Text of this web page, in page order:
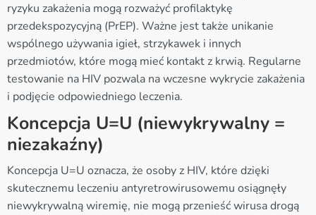
ryzyku zakażenia mogą rozważyć profilaktykę
przedekspozycyjną (PrEP). Ważne jest także unikanie
wspólnego używania igieł, strzykawek i innych
przedmiotów, które mogą mieć kontakt z krwią. Regularne
testowanie na HIV pozwala na wczesne wykrycie zakażenia
i podjęcie odpowiedniego leczenia.
Koncepcja U=U (niewykrywalny =
niezakaźny)
Koncepcja U=U oznacza, że osoby z HIV, które dzięki
skutecznemu leczeniu antyretrowirusowemu osiągnęły
niewykrywalną wiremię, nie mogą przenieść wirusa drogą